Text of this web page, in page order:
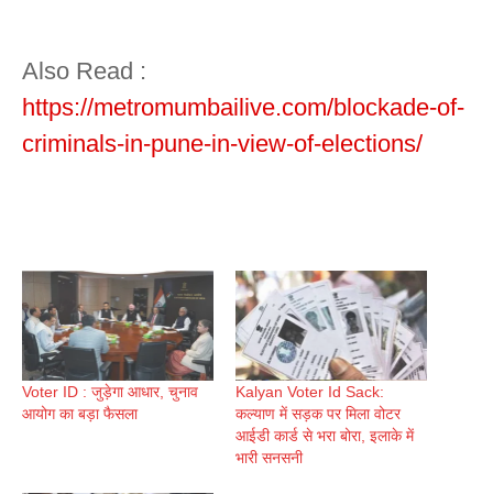
Also Read :
https://metromumbailive.com/blockade-of-
criminals-in-pune-in-view-of-elections/
Voter ID : जुड़ेगा आधार, चुनाव
आयोग का बड़ा फैसला
Kalyan Voter Id Sack:
कल्याण में सड़क पर मिला वोटर
आईडी कार्ड से भरा बोरा, इलाके में
भारी सनसनी